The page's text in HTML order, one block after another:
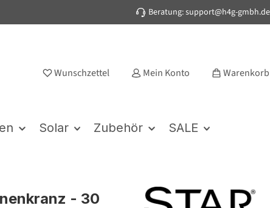
Beratung: support@h4g-gmbh.de
Wunschzettel Mein Konto Warenkorb
Solar Zubehör SALE
- 30